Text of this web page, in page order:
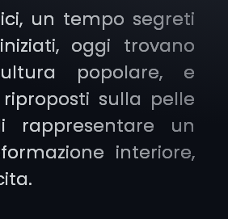
un tempo segreti
oggi trovano
popolare, e
sulla pelle
un
interiore,